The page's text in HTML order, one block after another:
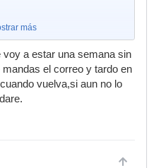
más
a estar una semana sin
el correo y tardo en
vuelva,si aun no lo